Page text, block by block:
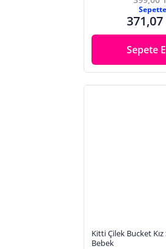
Sepette
371,07
Sepete
Kitti Çilek Bucket Kız
Bebek